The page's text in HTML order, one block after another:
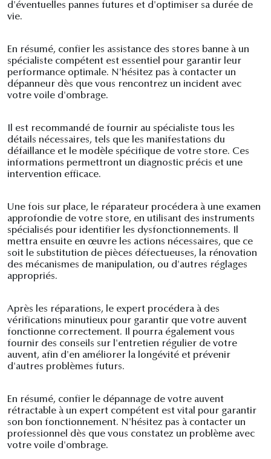
d'éventuelles pannes futures et d'optimiser sa durée de
vie.
En résumé, confier les assistance des stores banne à un
spécialiste compétent est essentiel pour garantir leur
performance optimale. N'hésitez pas à contacter un
dépanneur dès que vous rencontrez un incident avec
votre voile d'ombrage.
Il est recommandé de fournir au spécialiste tous les
détails nécessaires, tels que les manifestations du
défaillance et le modèle spécifique de votre store. Ces
informations permettront un diagnostic précis et une
intervention efficace.
Une fois sur place, le réparateur procédera à une examen
approfondie de votre store, en utilisant des instruments
spécialisés pour identifier les dysfonctionnements. Il
mettra ensuite en œuvre les actions nécessaires, que ce
soit le substitution de pièces défectueuses, la rénovation
des mécanismes de manipulation, ou d'autres réglages
appropriés.
Après les réparations, le expert procédera à des
vérifications minutieux pour garantir que votre auvent
fonctionne correctement. Il pourra également vous
fournir des conseils sur l'entretien régulier de votre
auvent, afin d'en améliorer la longévité et prévenir
d'autres problèmes futurs.
En résumé, confier le dépannage de votre auvent
rétractable à un expert compétent est vital pour garantir
son bon fonctionnement. N'hésitez pas à contacter un
professionnel dès que vous constatez un problème avec
votre voile d'ombrage.